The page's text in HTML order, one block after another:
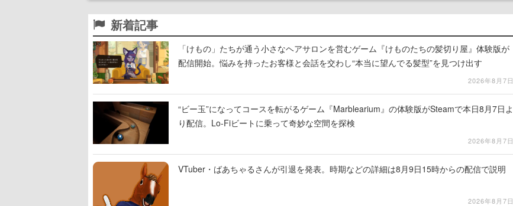
新着記事
「けもの」たちが通う小さなヘアサロンを営むゲーム『けものたちの髪切り屋』体験版が
配信開始。悩みを持ったお客様と会話を交わし“本当に望んでる髪型”を見つけ出す
2026年8月7日
“ビー玉”になってコースを転がるゲーム『Marblearium』の体験版がSteamで本日8月7日よ
り配信。Lo-Fiビートに乗って奇妙な空間を探検
2026年8月7日
VTuber・ばあちゃるさんが引退を発表。時期などの詳細は8月9日15時からの配信で説明
2026年8月7日